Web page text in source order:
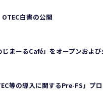
白書の公開
まーるCafé」をオープンおよ
等の導入に関するPre-FS」プ